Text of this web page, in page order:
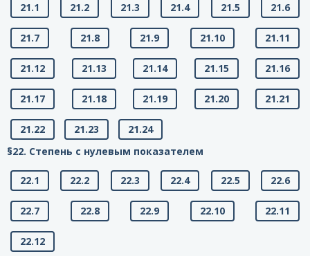
21.1 21.2 21.3 21.4 21.5 21.6
21.7 21.8 21.9 21.10 21.11
21.12 21.13 21.14 21.15 21.16
21.17 21.18 21.19 21.20 21.21
21.22 21.23
21.24
§22. Степень с нулевым показателем
22.1 22.2 22.3 22.4 22.5 22.6
22.7 22.8 22.9 22.10 22.11
22.12